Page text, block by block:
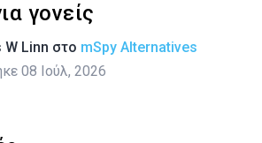
γονείς
W Linn στο mSpy Alternatives
08 Ιούλ, 2026